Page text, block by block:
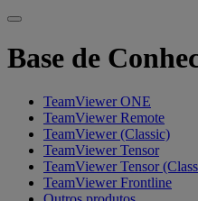
Base de
TeamViewer ONE
TeamViewer Remote
TeamViewer (Classic)
TeamViewer Tensor
TeamViewer Tensor
TeamViewer Frontline